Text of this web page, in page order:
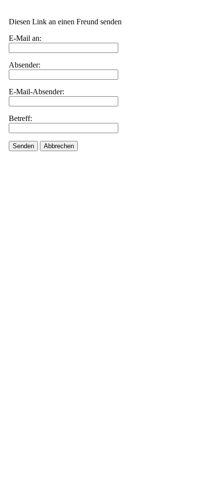
Diesen Link an einen Freund senden
E-Mail an:
Absender:
E-Mail-Absender:
Betreff:
Senden Abbrechen